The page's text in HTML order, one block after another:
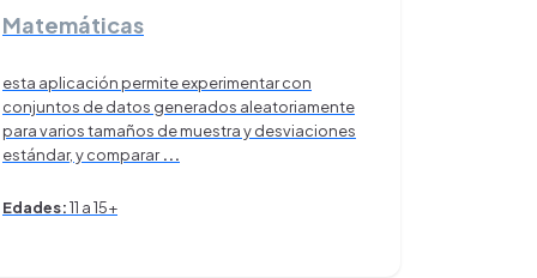
Matemáticas
esta aplicación permite experimentar con
conjuntos de datos generados aleatoriamente
para varios tamaños de muestra y desviaciones
estándar, y comparar...
Edades:11 a 15+